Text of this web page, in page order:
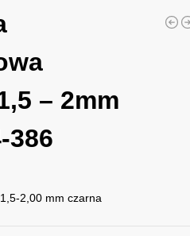
– 2mm
386
2,00 mm czarna